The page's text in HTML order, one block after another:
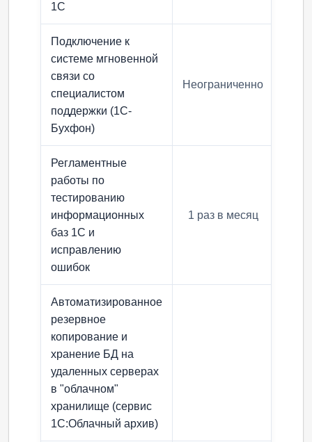
1С
Подключение к
системе мгновенной
связи со
специалистом
поддержки (1С-
Бухфон)
Неограниченно
Регламентные
работы по
тестированию
информационных
баз 1С и
исправлению
ошибок
1 раз в месяц
Автоматизированное
резервное
копирование и
хранение БД на
удаленных серверах
в "облачном"
хранилище (сервис
1С:Облачный архив)